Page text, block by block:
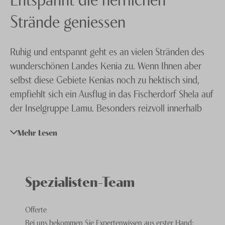
Südafrika
Tansania & Sansibar
Uganda
Zambia & Zimbabwe
Impressum
Jobs
Strände geniessen
Ruhig und entspannt geht es an vielen Stränden des
wunderschönen Landes Kenia zu. Wenn Ihnen aber
selbst diese Gebiete Kenias noch zu hektisch sind,
empfiehlt sich ein Ausflug in das Fischerdorf Shela auf
der Inselgruppe Lamu. Besonders reizvoll innerhalb
gesamte Gruppe ihren Namen verdankt. Im Gegensatz
Tiere, was dafür sorgt, dass ein Aufenthalt auf ihr ein
wahrlich erholsames Unterfangen ist.
Mehr Lesen
Spezialisten-Team
Offerte
Bei uns bekommen Sie Expertenwissen aus erster Hand: